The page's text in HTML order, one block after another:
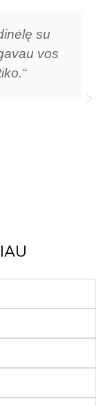
su
vos